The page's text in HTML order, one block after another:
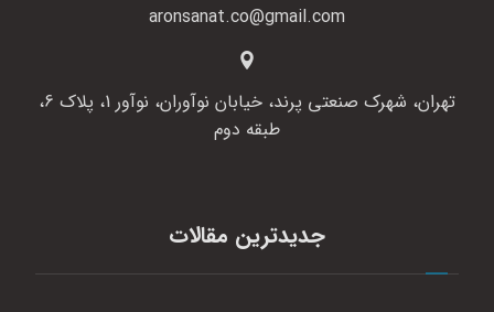
aronsanat.co@gmail.com
تهران، شهرک صنعتی پرند، خیابان نوآوران، نوآور 1، پلاک 6،
طبقه دوم
جدیدترین مقالات